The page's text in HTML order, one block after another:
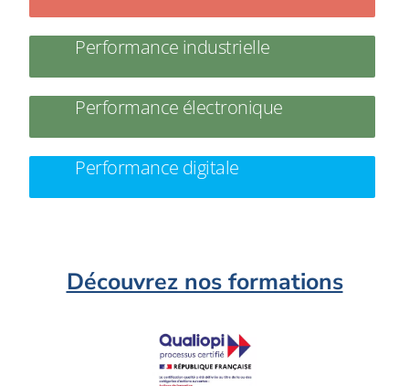
Performance industrielle
Performance électronique
Performance digitale
Découvrez nos formations